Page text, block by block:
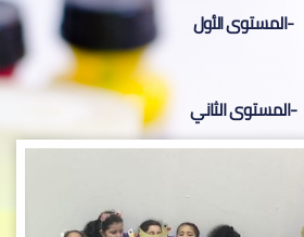
-المستوى الأول
-المستوى الثاني